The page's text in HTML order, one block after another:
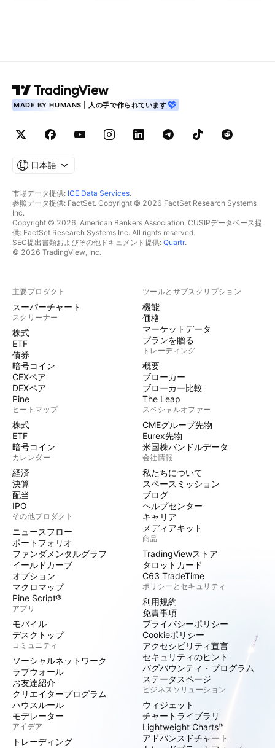
MADE BY HUMANS | 人の手で作られています
日本語
市場データ提供: ICE Data Services.
参照データ提供: FactSet. Copyright © 2026 FactSet Research Systems
Inc.
Copyright © 2026, American Bankers Association. CUSIPデータベース提
供: FactSet Research Systems Inc. All rights reserved.
SEC提出書類およびその他ドキュメント提供: Quartr.
© 2026 TradingView, Inc.
主要プロダクト
スーパーチャート
スクリーナー
株式
ETF
債券
暗号コイン
CEXペア
DEXペア
Pine
ヒートマップ
株式
ETF
暗号コイン
カレンダー
経済
決算
配当
IPO
その他プロダクト
ニュースフロー
ポートフォリオ
ファンダメンタルグラフ
イールドカーブ
オプション
マクロマップ
Pine Script®
アプリ
モバイル
デスクトップ
コミュニティ
ソーシャルネットワーク
ラブウォール
お友達紹介
クリエイタープログラム
ハウスルール
モデレーター
アイデア
トレーディング
ツールとサブスクリプション
機能
価格
マーケットデータ
プランを贈る
トレーディング
概要
ブローカー
ブローカー比較
The Leap
スペシャルオファー
CMEグループ先物
Eurex先物
米国株バンドルデータ
会社情報
私たちについて
スペースミッション
ブログ
ヘルプセンター
キャリア
メディアキット
商品
TradingViewストア
タロットカード
C63 TradeTime
ポリシーとセキュリティ
利用規約
免責事項
プライバシーポリシー
Cookieポリシー
アクセシビリティ宣言
セキュリティのヒント
バグバウンティ・プログラム
ステータスページ
ビジネスソリューション
ウィジェット
チャートライブラリ
Lightweight Charts™
アドバンスドチャート